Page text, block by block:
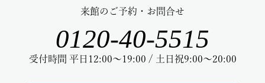
来館のご予約・お問合せ
0120-40-5515
受付時間 平日12:00～19:00 / 土日祝9:00～20:00